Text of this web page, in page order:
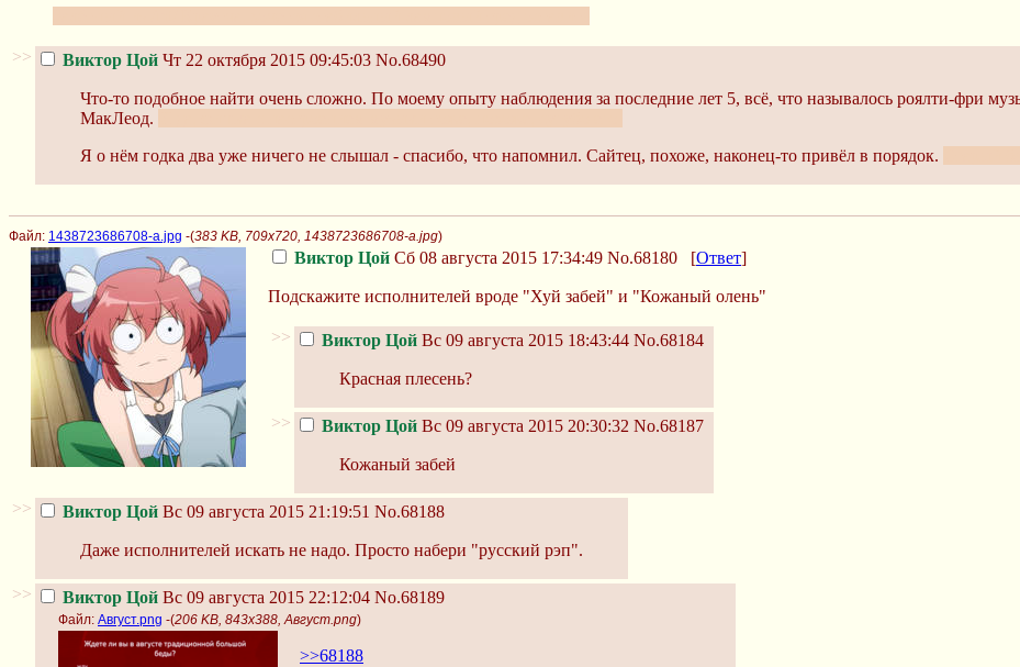
>> Виктор Цой Чт 22 октября 2015 09:45:03 No.68490
Что-то подобное найти очень сложно. По моему опыту наблюдения за последние лет 5, всё, что называлось роялти-фри
МакЛеод.
Я о нём годка два уже ничего не слышал - спасибо, что напомнил. Сайтец, похоже, наконец-то привёл в порядок.
Файл: 1438723686708-a.jpg -(383 KB, 709x720, 1438723686708-a.jpg)
Виктор Цой Сб 08 августа 2015 17:34:49 No.68180 [Ответ]
Подскажите исполнителей вроде "Хуй забей" и "Кожаный олень"
>> Виктор Цой Вс 09 августа 2015 18:43:44 No.68184
Красная плесень?
>> Виктор Цой Вс 09 августа 2015 20:30:32 No.68187
Кожаный забей
>> Виктор Цой Вс 09 августа 2015 21:19:51 No.68188
Даже исполнителей искать не надо. Просто набери "русский рэп".
>> Виктор Цой Вс 09 августа 2015 22:12:04 No.68189
Файл: Август.png -(206 KB, 843x388, Август.png)
>>68188